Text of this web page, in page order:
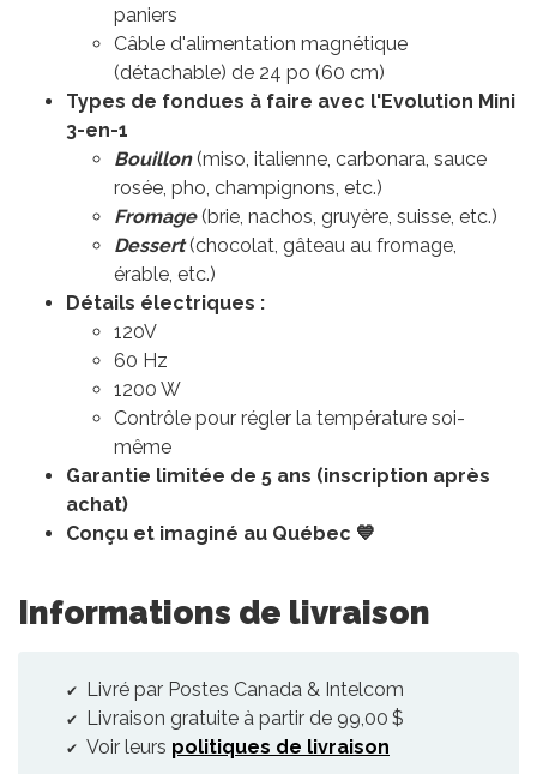
paniers
Câble d'alimentation magnétique
(détachable) de 24 po (60 cm)
Types de fondues à faire avec l'Evolution Mini
3-en-1
Bouillon(miso, italienne, carbonara, sauce
rosée, pho, champignons, etc.)
Fromage(brie, nachos, gruyère, suisse, etc.)
Dessert(chocolat, gâteau au fromage,
érable, etc.)
Détails électriques :
120V
60 Hz
1200 W
Contrôle pour régler la température soi-
même
Garantie limitée de 5 ans (inscription après
achat)
Conçu et imaginé au Québec 💙
Informations de livraison
Livré par Postes Canada & Intelcom
Livraison gratuite à partir de 99,00 $
Voir leurs politiques de livraison